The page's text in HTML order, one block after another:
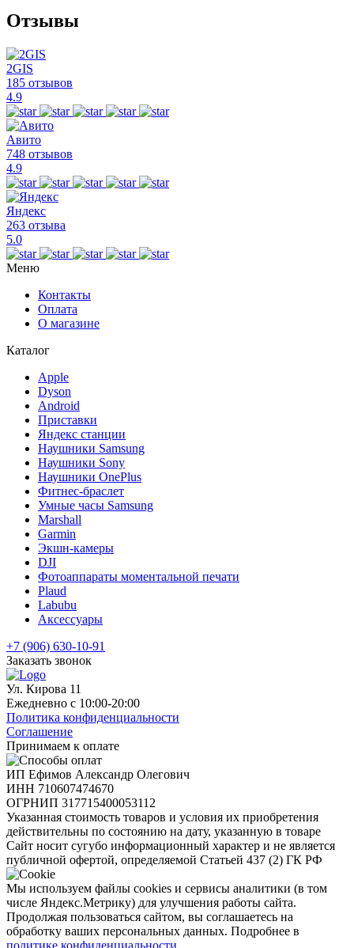
Отзывы
2GIS
185 отзывов
4.9
Авито
748 отзывов
4.9
Яндекс
263 отзыва
5.0
Меню
Контакты
Оплата
О магазине
Каталог
Apple
Dyson
Android
Приставки
Яндекс станции
Наушники Samsung
Наушники Sony
Наушники OnePlus
Фитнес-браслет
Умные часы Samsung
Marshall
Garmin
Экшн-камеры
DJI
Фотоаппараты моментальной печати
Plaud
Labubu
Аксессуары
+7 (906) 630-10-91
Заказать звонок
Ул. Кирова 11
Ежедневно с 10:00-20:00
Политика конфиденциальности
Соглашение
Принимаем к оплате
ИП Ефимов Александр Олегович
ИНН 710607474670
ОГРНИП 317715400053112
Указанная стоимость товаров и условия их приобретения
действительны по состоянию на дату, указанную в товаре
Сайт носит сугубо информационный характер и не является
публичной офертой, определяемой Статьей 437 (2) ГК РФ
Мы используем файлы cookies и сервисы аналитики (в том
числе Яндекс.Метрику) для улучшения работы сайта.
Продолжая пользоваться сайтом, вы соглашаетесь на
обработку ваших персональных данных. Подробнее в
политике конфиденциальности